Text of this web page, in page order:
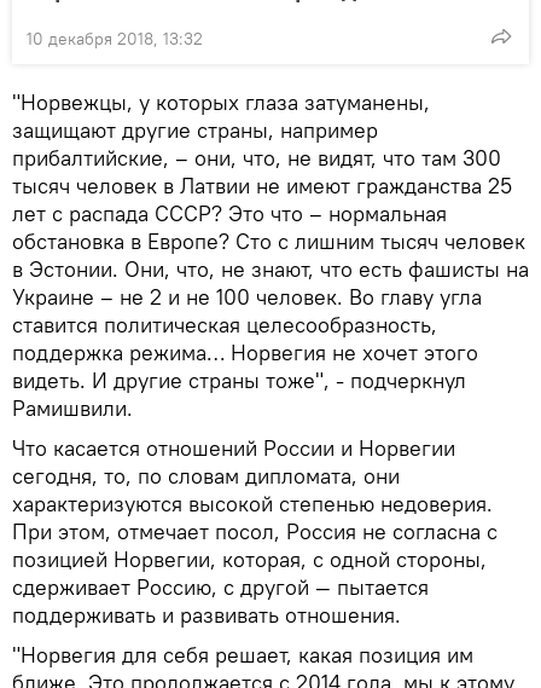
10 декабря 2018, 13:32
"Норвежцы, у которых глаза затуманены,
защищают другие страны, например
прибалтийские, – они, что, не видят, что там 300
тысяч человек в Латвии не имеют гражданства 25
лет с распада СССР? Это что – нормальная
обстановка в Европе? Сто с лишним тысяч человек
в Эстонии. Они, что, не знают, что есть фашисты на
Украине – не 2 и не 100 человек. Во главу угла
ставится политическая целесообразность,
поддержка режима… Норвегия не хочет этого
видеть. И другие страны тоже", - подчеркнул
Рамишвили.
Что касается отношений России и Норвегии
сегодня, то, по словам дипломата, они
характеризуются высокой степенью недоверия.
При этом, отмечает посол, Россия не согласна с
позицией Норвегии, которая, с одной стороны,
сдерживает Россию, с другой — пытается
поддерживать и развивать отношения.
"Норвегия для себя решает, какая позиция им